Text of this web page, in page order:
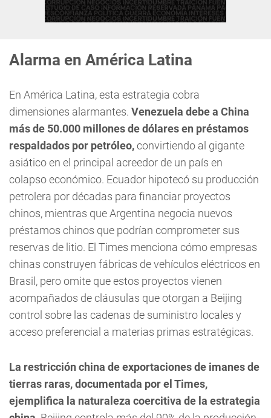
Alarma en América Latina
En América Latina, esta estrategia cobra
dimensiones alarmantes. Venezuela debe a China
más de 50.000 millones de dólares en préstamos
respaldados por petróleo,convirtiendo al gigante
asiático en el principal acreedor de un país en
colapso económico. Ecuador hipotecó su producción
petrolera por décadas para financiar proyectos
chinos, mientras que Argentina negocia nuevos
préstamos chinos que podrían comprometer sus
reservas de litio. El Times menciona cómo empresas
chinas construyen fábricas de vehículos eléctricos en
Brasil, pero omite que estos proyectos vienen
acompañados de cláusulas que otorgan a Beijing
control sobre las cadenas de suministro locales y
acceso preferencial a materias primas estratégicas.
La restricción china de exportaciones de imanes de
tierras raras, documentada por el Times,
ejemplifica la naturaleza coercitiva de la estrategia